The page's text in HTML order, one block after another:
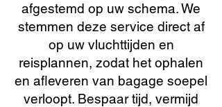
afgestemd op uw schema. We
stemmen deze service direct af
op uw vluchttijden en
reisplannen, zodat het ophalen
en afleveren van bagage soepel
verloopt. Bespaar tijd, vermijd